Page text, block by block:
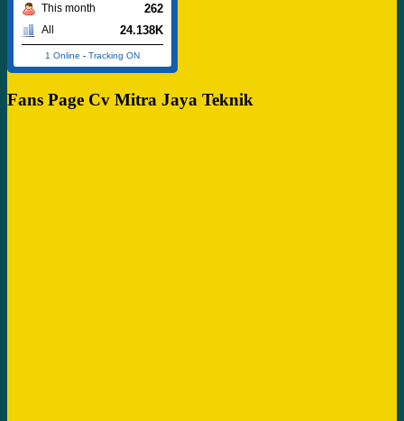
This month 262
All 24.138K
1 Online - Tracking ON
Fans Page Cv Mitra Jaya Teknik